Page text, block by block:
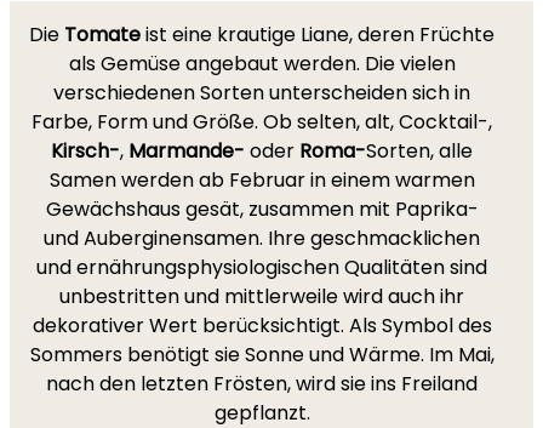
Die Tomateist eine krautige Liane, deren Früchte
als Gemüse angebaut werden. Die vielen
verschiedenen Sorten unterscheiden sich in
Farbe, Form und Größe. Ob selten, alt, Cocktail-,
Kirsch-, Marmande- oder Roma-Sorten, alle
Samen werden ab Februar in einem warmen
Gewächshaus gesät, zusammen mit Paprika-
und Auberginensamen. Ihre geschmacklichen
und ernährungsphysiologischen Qualitäten sind
unbestritten und mittlerweile wird auch ihr
dekorativer Wert berücksichtigt. Als Symbol des
Sommers benötigt sie Sonne und Wärme. Im Mai,
nach den letzten Frösten, wird sie ins Freiland
gepflanzt.